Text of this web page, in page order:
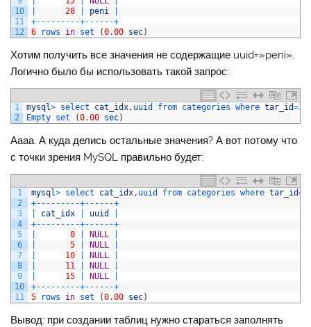
10
11
12
28 peni
+-- -- -- -- -+-- -- --+
6
rows in set (0.00 sec)
Хотим получить все значения не содержащие uuid=»peni».
Логично было бы использовать такой запрос:
1
2
mysql> select cat_idx , uuid from categories where tar_id=
Empty set (0.00 sec)
Аааа. А куда делись остальные значения? А вот потому что
с точки зрения MySQL правильно будет:
1
2
3
4
5
6
7
8
9
10
11
mysql> select cat_idx , uuid from categories where tar_id=
+-- -- -- -- -+-- -- --+
cat_idx uuid
+-- -- -- -- -+-- -- --+
0 NULL
5 NULL
10 NULL
11 NULL
15 NULL
+-- -- -- -- -+-- -- --+
5
rows in set (0.00 sec)
Вывод: при создании таблиц нужно стараться заполнять